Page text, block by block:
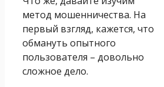
метод мошенничества. На
первый взгляд, кажется, что
обмануть опытного
пользователя – довольно
сложное дело.